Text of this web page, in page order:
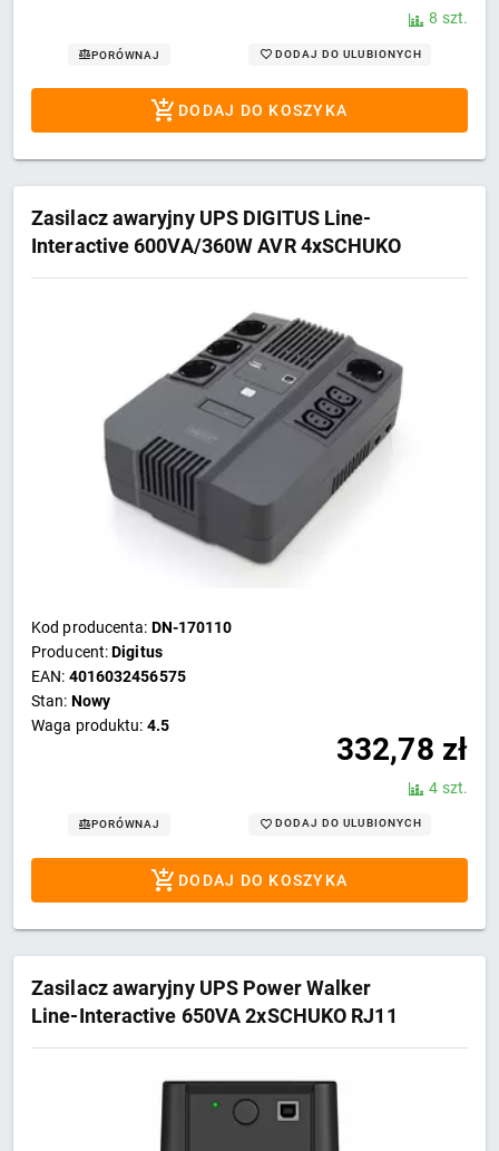
8 szt.
PORÓWNAJ DODAJ DO ULUBIONYCH
DODAJ DO KOSZYKA
Zasilacz awaryjny UPS DIGITUS Line-
Interactive 600VA/360W AVR 4xSCHUKO
3xIEC C13 1xUSB A 1x USB B RJ45
Kod producenta: DN-170110
Producent:Digitus
EAN: 4016032456575
Stan: Nowy
Waga produktu: 4.5
332,78 zł
4 szt.
PORÓWNAJ DODAJ DO ULUBIONYCH
DODAJ DO KOSZYKA
Zasilacz awaryjny UPS Power Walker
Line-Interactive 650VA 2xSCHUKO RJ11
In/Out USB